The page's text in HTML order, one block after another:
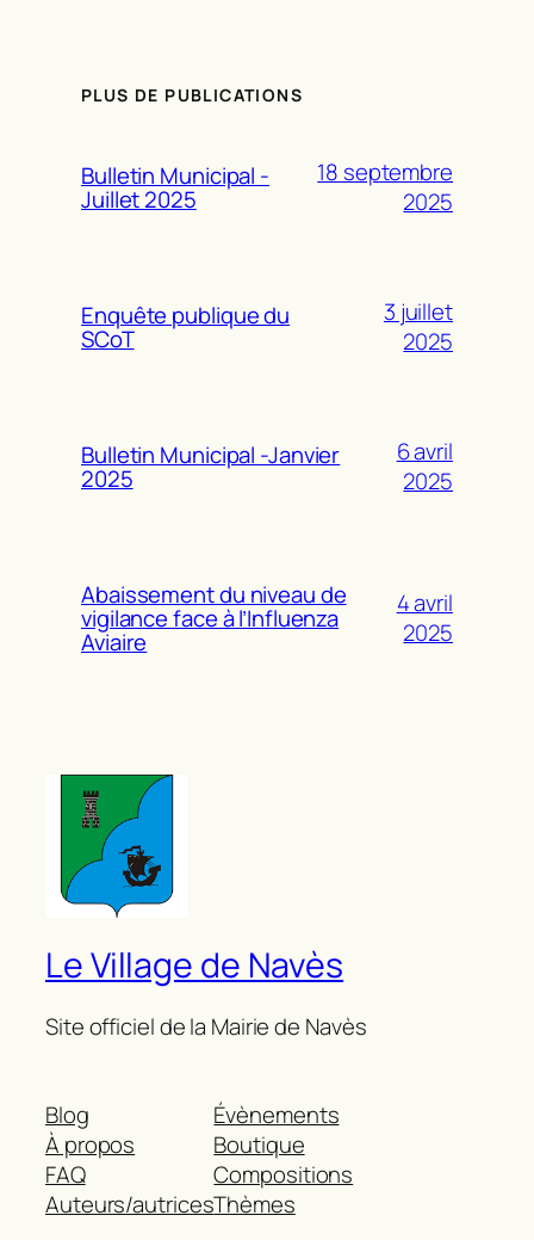
PLUS DE PUBLICATIONS
Bulletin Municipal -
Juillet 2025
18 septembre
2025
Enquête publique du
SCoT
3 juillet
2025
Bulletin Municipal -Janvier
2025
6 avril
2025
Abaissement du niveau de
vigilance face à l’Influenza
Aviaire
4 avril
2025
Le Village de Navès
Site officiel de la Mairie de Navès
Blog
À propos
FAQ
Auteurs/autrices
Évènements
Boutique
Compositions
Thèmes